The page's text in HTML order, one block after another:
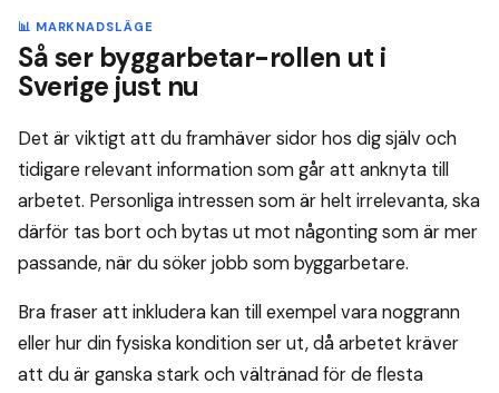
📊 MARKNADSLÄGE
Så ser byggarbetar-rollen ut i
Sverige just nu
Det är viktigt att du framhäver sidor hos dig själv och
tidigare relevant information som går att anknyta till
arbetet. Personliga intressen som är helt irrelevanta, ska
därför tas bort och bytas ut mot någonting som är mer
passande, när du söker jobb som byggarbetare.
Bra fraser att inkludera kan till exempel vara noggrann
eller hur din fysiska kondition ser ut, då arbetet kräver
att du är ganska stark och vältränad för de flesta